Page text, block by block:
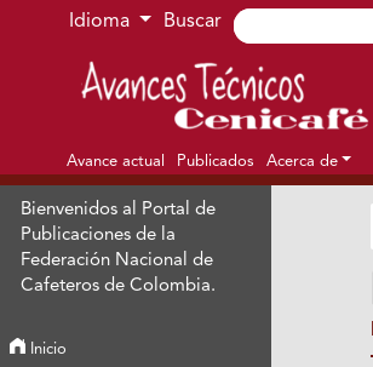
Ir al menú de navegación principal
Ir al contenido principal
Ir al pie de página del sitio
Idioma Buscar
Avance actual Publicados Acerca de
Bienvenidos al Portal de
Publicaciones de la
Federación Nacional de
Cafeteros de Colombia.
Inicio